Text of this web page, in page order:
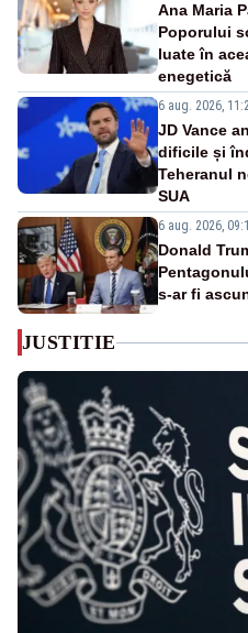
Ana Maria
Poporului
luate în
enegetică
6 aug. 2026,
JD Vance
dificile și
Teheranul
SUA
6 aug. 2026,
Donald
s-ar fi
JUSTITIE